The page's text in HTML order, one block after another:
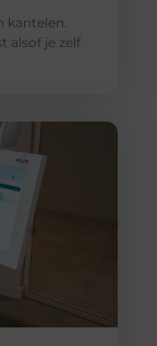
kantelen.
alsof je zelf